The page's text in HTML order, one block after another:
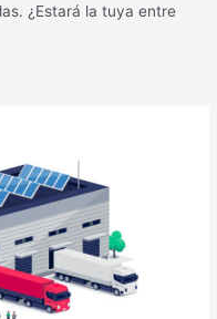
¿Estará la tuya entre